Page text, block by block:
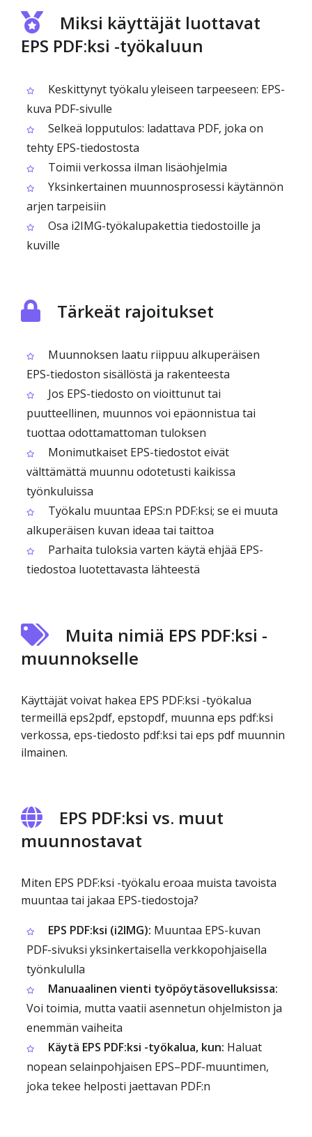
Miksi käyttäjät luottavat
EPS PDF:ksi -työkaluun
Keskittynyt työkalu yleiseen tarpeeseen: EPS-
kuva PDF-sivulle
Selkeä lopputulos: ladattava PDF, joka on
tehty EPS-tiedostosta
Toimii verkossa ilman lisäohjelmia
Yksinkertainen muunnosprosessi käytännön
arjen tarpeisiin
Osa i2IMG-työkalupakettia tiedostoille ja
kuville
Tärkeät rajoitukset
Muunnoksen laatu riippuu alkuperäisen
EPS-tiedoston sisällöstä ja rakenteesta
Jos EPS-tiedosto on vioittunut tai
puutteellinen, muunnos voi epäonnistua tai
tuottaa odottamattoman tuloksen
Monimutkaiset EPS-tiedostot eivät
välttämättä muunnu odotetusti kaikissa
työnkuluissa
Työkalu muuntaa EPS:n PDF:ksi; se ei muuta
alkuperäisen kuvan ideaa tai taittoa
Parhaita tuloksia varten käytä ehjää EPS-
tiedostoa luotettavasta lähteestä
Muita nimiä EPS PDF:ksi -
muunnokselle
Käyttäjät voivat hakea EPS PDF:ksi -työkalua
termeillä eps2pdf, epstopdf, muunna eps pdf:ksi
verkossa, eps-tiedosto pdf:ksi tai eps pdf muunnin
ilmainen.
EPS PDF:ksi vs. muut
muunnostavat
Miten EPS PDF:ksi -työkalu eroaa muista tavoista
muuntaa tai jakaa EPS-tiedostoja?
EPS PDF:ksi (i2IMG): Muuntaa EPS-kuvan
PDF-sivuksi yksinkertaisella verkkopohjaisella
työnkululla
Manuaalinen vienti työpöytäsovelluksissa:
Voi toimia, mutta vaatii asennetun ohjelmiston ja
enemmän vaiheita
Käytä EPS PDF:ksi -työkalua, kun: Haluat
nopean selainpohjaisen EPS–PDF-muuntimen,
joka tekee helposti jaettavan PDF:n